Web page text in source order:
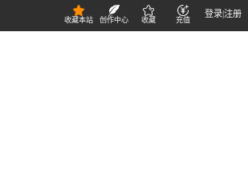
收藏本站 创作中心 收藏 充值
登录|注册